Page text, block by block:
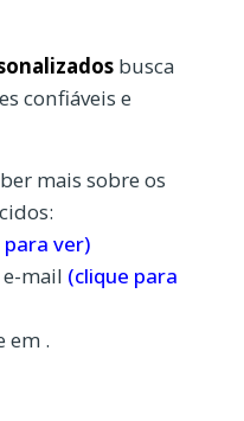
busca
confiáveis e
mais sobre os
para ver)
mail (clique para
em .